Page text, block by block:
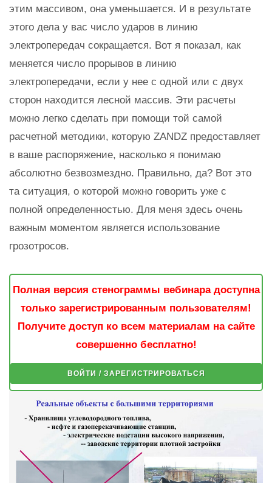
этим массивом, она уменьшается. И в результате
этого дела у вас число ударов в линию
электропередач сокращается. Вот я показал, как
меняется число прорывов в линию
электропередачи, если у нее с одной или с двух
сторон находится лесной массив. Эти расчеты
можно легко сделать при помощи той самой
расчетной методики, которую ZANDZ предоставляет
в ваше распоряжение, насколько я понимаю
абсолютно безвозмездно. Правильно, да? Вот это
та ситуация, о которой можно говорить уже с
полной определенностью. Для меня здесь очень
важным моментом является использование
грозотросов.
Полная версия стенограммы вебинара доступна
только зарегистрированным пользователям!
Получите доступ ко всем материалам на сайте
совершенно бесплатно!
ВОЙТИ / ЗАРЕГИСТРИРОВАТЬСЯ